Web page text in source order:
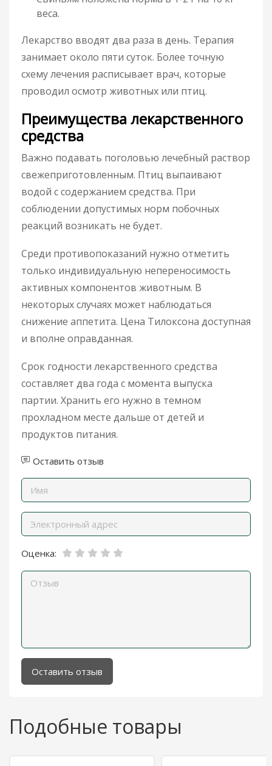
веса.
Лекарство вводят два раза в день. Терапия
занимает около пяти суток. Более точную
схему лечения расписывает врач, которые
проводил осмотр животных или птиц.
Преимущества лекарственного
средства
Важно подавать поголовью лечебный раствор
свежеприготовленным. Птиц выпаивают
водой с содержанием средства. При
соблюдении допустимых норм побочных
реакций возникать не будет.
Среди противопоказаний нужно отметить
только индивидуальную непереносимость
активных компонентов животным. В
некоторых случаях может наблюдаться
снижение аппетита. Цена Тилоксона доступная
и вполне оправданная.
Срок годности лекарственного средства
составляет два года с момента выпуска
партии. Хранить его нужно в темном
прохладном месте дальше от детей и
продуктов питания.
Оставить отзыв
Оценка:
Оставить отзыв
Подобные товары